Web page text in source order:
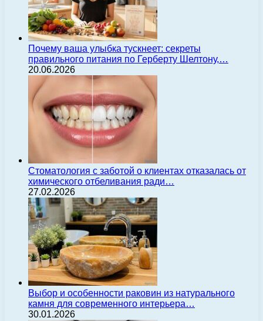
Почему ваша улыбка тускнеет: секреты
правильного питания по Герберту Шелтону,…
20.06.2026
Стоматология с заботой о клиентах отказалась от
химического отбеливания ради…
27.02.2026
Выбор и особенности раковин из натурального
камня для современного интерьера…
30.01.2026